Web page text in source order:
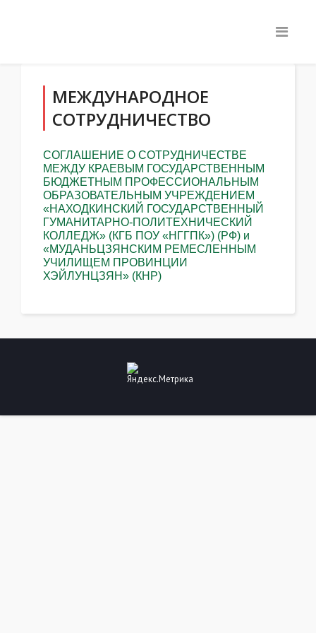
МЕЖДУНАРОДНОЕ
СОТРУДНИЧЕСТВО
СОГЛАШЕНИЕ О СОТРУДНИЧЕСТВЕ
МЕЖДУ КРАЕВЫМ ГОСУДАРСТВЕННЫМ
БЮДЖЕТНЫМ ПРОФЕССИОНАЛЬНЫМ
ОБРАЗОВАТЕЛЬНЫМ УЧРЕЖДЕНИЕМ
«НАХОДКИНСКИЙ ГОСУДАРСТВЕННЫЙ
ГУМАНИТАРНО-ПОЛИТЕХНИЧЕСКИЙ
КОЛЛЕДЖ» (КГБ ПОУ «НГГПК») (РФ) и
«МУДАНЬЦЗЯНСКИМ РЕМЕСЛЕННЫМ
УЧИЛИЩЕМ ПРОВИНЦИИ
ХЭЙЛУНЦЗЯН» (КНР)